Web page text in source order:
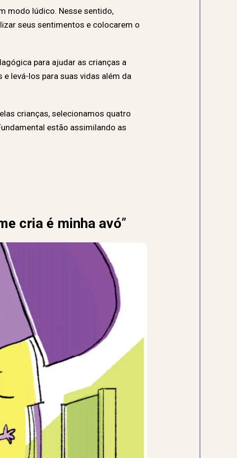
modo lúdico. Nesse sentido,
seus sentimentos e colocarem o
para ajudar as crianças a
levá-los para suas vidas além da
crianças, selecionamos quatro
estão assimilando as
cria é minha avó”